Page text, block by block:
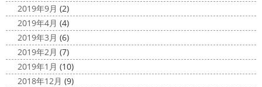
2019年9月 (2)
2019年4月 (4)
2019年3月 (6)
2019年2月 (7)
2019年1月 (10)
2018年12月 (9)